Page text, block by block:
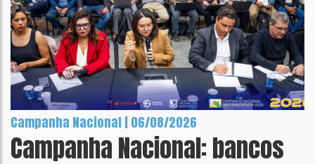
Campanha Nacional | 06/08/2026
Campanha Nacional: bancos